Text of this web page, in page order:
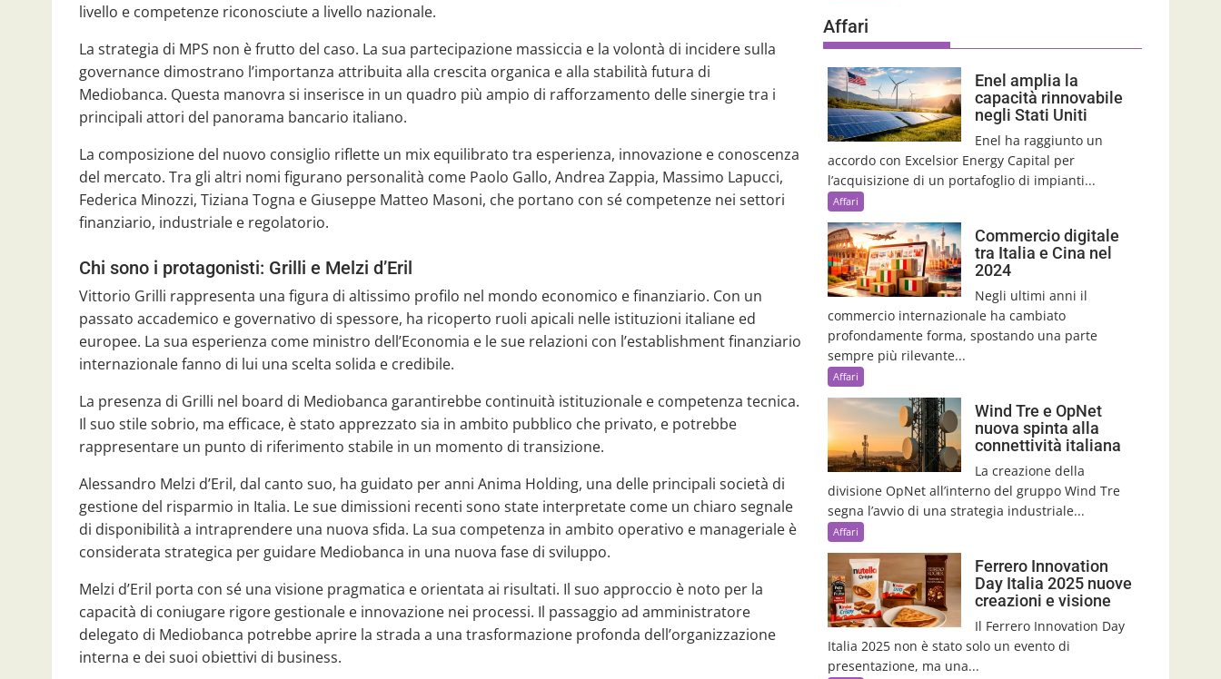
livello e competenze riconosciute a livello nazionale.
La strategia di MPS non è frutto del caso. La sua partecipazione massiccia e la volontà di incidere sulla
governance dimostrano l’importanza attribuita alla crescita organica e alla stabilità futura di
Mediobanca. Questa manovra si inserisce in un quadro più ampio di rafforzamento delle sinergie tra i
principali attori del panorama bancario italiano.
La composizione del nuovo consiglio riflette un mix equilibrato tra esperienza, innovazione e conoscenza
del mercato. Tra gli altri nomi figurano personalità come Paolo Gallo, Andrea Zappia, Massimo Lapucci,
Federica Minozzi, Tiziana Togna e Giuseppe Matteo Masoni, che portano con sé competenze nei settori
finanziario, industriale e regolatorio.
Chi sono i protagonisti: Grilli e Melzi d’Eril
Vittorio Grilli rappresenta una figura di altissimo profilo nel mondo economico e finanziario. Con un
passato accademico e governativo di spessore, ha ricoperto ruoli apicali nelle istituzioni italiane ed
europee. La sua esperienza come ministro dell’Economia e le sue relazioni con l’establishment finanziario
internazionale fanno di lui una scelta solida e credibile.
La presenza di Grilli nel board di Mediobanca garantirebbe continuità istituzionale e competenza tecnica.
Il suo stile sobrio, ma efficace, è stato apprezzato sia in ambito pubblico che privato, e potrebbe
rappresentare un punto di riferimento stabile in un momento di transizione.
Alessandro Melzi d’Eril, dal canto suo, ha guidato per anni Anima Holding, una delle principali società di
gestione del risparmio in Italia. Le sue dimissioni recenti sono state interpretate come un chiaro segnale
di disponibilità a intraprendere una nuova sfida. La sua competenza in ambito operativo e manageriale è
considerata strategica per guidare Mediobanca in una nuova fase di sviluppo.
Melzi d’Eril porta con sé una visione pragmatica e orientata ai risultati. Il suo approccio è noto per la
capacità di coniugare rigore gestionale e innovazione nei processi. Il passaggio ad amministratore
delegato di Mediobanca potrebbe aprire la strada a una trasformazione profonda dell’organizzazione
interna e dei suoi obiettivi di business.
Affari
Enel amplia la
capacità rinnovabile
negli Stati Uniti
Enel ha raggiunto un
accordo con Excelsior Energy Capital per
l’acquisizione di un portafoglio di impianti...
Affari
Commercio digitale
tra Italia e Cina nel
2024
Negli ultimi anni il
commercio internazionale ha cambiato
profondamente forma, spostando una parte
sempre più rilevante...
Affari
Wind Tre e OpNet
nuova spinta alla
connettività italiana
La creazione della
divisione OpNet all’interno del gruppo Wind Tre
segna l’avvio di una strategia industriale...
Affari
Ferrero Innovation
Day Italia 2025 nuove
creazioni e visione
Il Ferrero Innovation Day
Italia 2025 non è stato solo un evento di
presentazione, ma una...